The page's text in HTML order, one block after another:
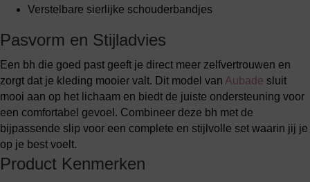
Verstelbare sierlijke schouderbandjes
Pasvorm en Stijladvies
Een bh die goed past geeft je direct meer zelfvertrouwen en
zorgt dat je kleding mooier valt. Dit model van Aubade sluit
mooi aan op het lichaam en biedt de juiste ondersteuning voor
een comfortabel gevoel. Combineer deze bh met de
bijpassende slip voor een complete en stijlvolle set waarin jij je
op je best voelt.
Product Kenmerken